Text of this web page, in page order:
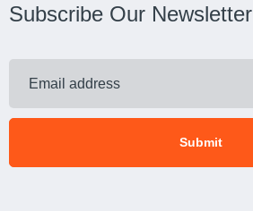
Subscribe Our Newsletter
Submit